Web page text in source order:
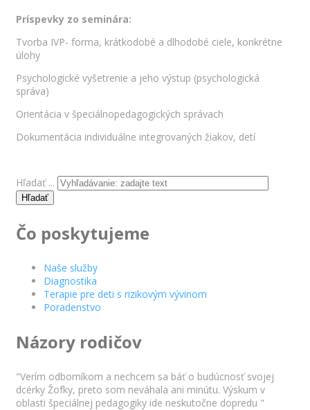
Príspevky zo seminára:
Tvorba IVP- forma, krátkodobé a dlhodobé ciele, konkrétne
úlohy
Psychologické vyšetrenie a jeho výstup (psychologická
správa)
Orientácia v špeciálnopedagogických správach
Dokumentácia individuálne integrovaných žiakov, detí
Hľadať ...
Hľadať
Čo poskytujeme
Naše služby
Diagnostika
Terapie pre deti s rizikovým vývinom
Poradenstvo
Názory rodičov
"Verím odborníkom a nechcem sa báť o budúcnosť svojej
dcérky Žofky, preto som neváhala ani minútu. Výskum v
oblasti špeciálnej pedagogiky ide neskutočne dopredu "